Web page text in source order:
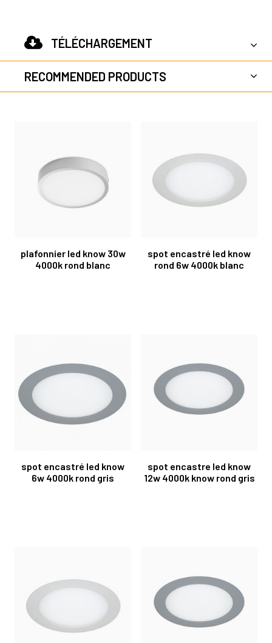
TÉLÉCHARGEMENT
RECOMMENDED PRODUCTS
plafonnier led know 30w
4000k rond blanc
spot encastré led know
rond 6w 4000k blanc
spot encastré led know
6w 4000k rond gris
spot encastre led know
12w 4000k know rond gris